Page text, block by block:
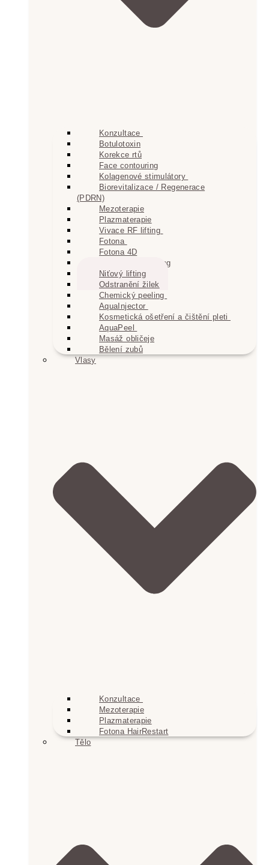
Konzultace
Botulotoxin
Korekce rtů
Face contouring
Kolagenové stimulátory
Biorevitalizace / Regenerace
(PDRN)
Mezoterapie
Plazmaterapie
Vivace RF lifting
Fotona
Fotona 4D
Fotona Resurfacing
Niťový lifting
Odstranění žilek
Chemický peeling
AquaInjector
Kosmetická ošetření a čištění pleti
AquaPeel
Masáž obličeje
Bělení zubů
Vlasy
Konzultace
Mezoterapie
Plazmaterapie
Fotona HairRestart
Tělo